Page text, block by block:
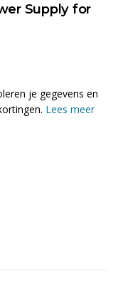
Supply for
je gegevens en
Lees meer